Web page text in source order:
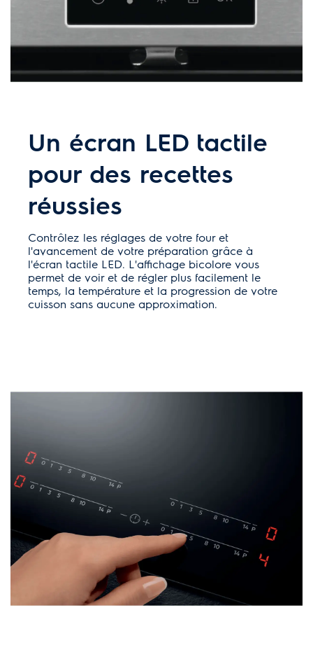
Un écran LED tactile
pour des recettes
réussies
Contrôlez les réglages de votre four et
l'avancement de votre préparation grâce à
l'écran tactile LED. L'affichage bicolore vous
permet de voir et de régler plus facilement le
temps, la température et la progression de votre
cuisson sans aucune approximation.